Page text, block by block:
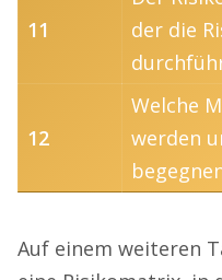
11
der die
12
Welche
werden
Auf einem weiteren